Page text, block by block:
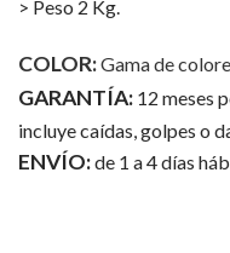
> Peso 2 Kg.
COLOR:Gama de
GARANTÍA: 12 meses
incluye caídas, golpes o
ENVÍO:de 1 a 4 días